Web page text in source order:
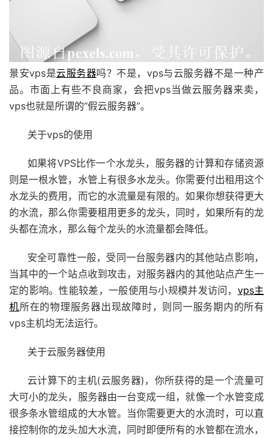
景安vps是云服务器吗？不是，vps与云服务器不是一种产
品。市面上有些不良商家，会把vps当做云服务器来卖，
vps也就是所谓的“假云服务器”。
关于vps的使用
如果将VPS比作一个水龙头，服务器的计算和存储资源
则是一根水管，水管上有很多水龙头。你需要付出租用这个
水龙头的费用，而它的水流量是有限的。如果你想获得更大
的水流，那么你需要租用更多的龙头，同时，如果所有的龙
头都在流水，那么每个龙头的水流量都会降低。
安全可靠性一般，受同一台服务器内的其他站点影响，
当其中的一个站点收到攻击，对服务器内的其他站点产生一
定的影响。性能较差，一般使用与小规模并发访问， vps主
机所在的物理服务器出现故障时，则同一服务期内的所有
vps主机均无法运行。
关于云服务器使用
云计算下的主机(云服务器)，你所获得的是一个流量可
大可小的龙头，服务器由一台变成一组，就像一个水管变成
很多条水管组成的大水管。当你需要更大的水流时，可以直
接控制你的龙头加大水流，同时即便所有的水管都在流水，